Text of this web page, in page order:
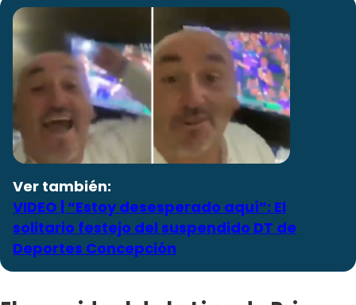
Ver también:
VIDEO | “Estoy desesperado aquí”: El
solitario festejo del suspendido DT de
Deportes Concepción